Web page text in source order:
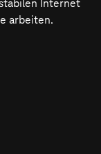
Internet
arbeiten.